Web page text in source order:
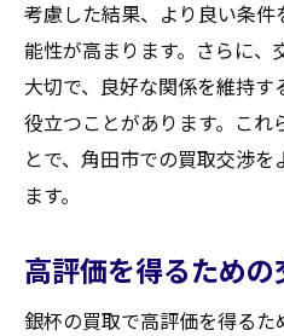
考慮した結果、より良い条
能性が高まります。さらに、
大切で、良好な関係を維持す
役立つことがあります。これ
とで、角田市での買取交渉
ます。
高評価を得るため
銀杯の買取で高評価を得る